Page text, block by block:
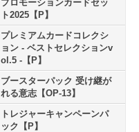
プロモーションカードセッ
ト2025【P】
プレミアムカードコレクシ
ョン - ベストセレクションv
ol.5 -【P】
ブースターパック 受け継が
れる意志【OP-13】
トレジャーキャンペーンパ
ック【P】